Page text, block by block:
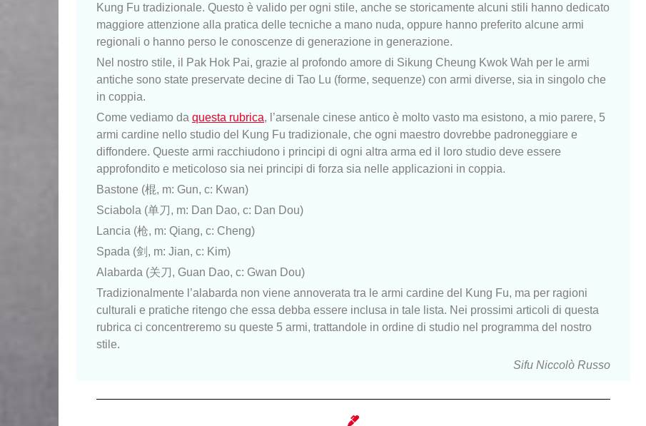
Kung Fu tradizionale. Questo è valido per ogni stile, anche se storicamente alcuni stili hanno dedicato
maggiore attenzione alla pratica delle tecniche a mano nuda, oppure hanno preferito alcune armi
regionali o hanno perso le conoscenze di generazione in generazione.
Nel nostro stile, il Pak Hok Pai, grazie al profondo amore di Sikung Cheung Kwok Wah per le armi
antiche sono state preservate decine di Tao Lu (forme, sequenze) con armi diverse, sia in singolo che
in coppia.
Come vediamo da questa rubrica, l’arsenale cinese antico è molto vasto ma esistono, a mio parere, 5
armi cardine nello studio del Kung Fu tradizionale, che ogni maestro dovrebbe padroneggiare e
diffondere. Queste armi racchiudono i principi di ogni altra arma ed il loro studio deve essere
approfondito e meticoloso sia nei principi di forza sia nelle applicazioni in coppia.
Bastone (棍, m: Gun, c: Kwan)
Sciabola (单刀, m: Dan Dao, c: Dan Dou)
Lancia (枪, m: Qiang, c: Cheng)
Spada (剑, m: Jian, c: Kim)
Alabarda (关刀, Guan Dao, c: Gwan Dou)
Tradizionalmente l’alabarda non viene annoverata tra le armi cardine del Kung Fu, ma per ragioni
culturali e pratiche ritengo che essa debba essere inclusa in tale lista. Nei prossimi articoli di questa
rubrica ci concentreremo su queste 5 armi, trattandole in ordine di studio nel programma del nostro
stile.
Sifu Niccolò Russo